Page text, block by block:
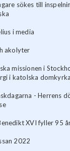
sökes till
i media
akolyter
missionen i
i katolska
- Herrens
XVI fyller 95
2022